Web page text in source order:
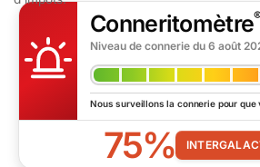
Conneritomètre®
Niveau de connerie du 6 août
Nous surveillons la connerie pour que
75%